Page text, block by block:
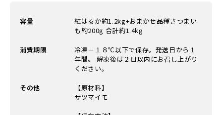
容量
紅はるか約1.2kg+おまかせ品種さつまい
も約200g 合計約1.4kg
消費期限
冷凍－１８℃以下で保存。発送日から１
年間。 解凍後は２日以内にお召し上がり
ください。
その他
【原材料】
サツマイモ